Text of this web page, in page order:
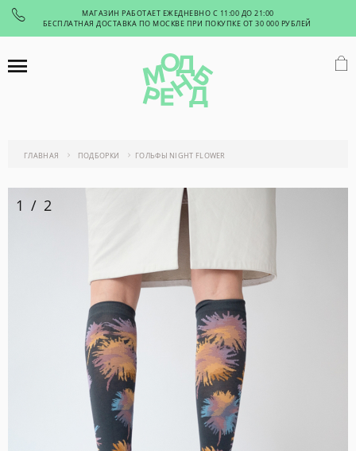
МАГАЗИН РАБОТАЕТ ЕЖЕДНЕВНО С 11:00 ДО 21:00
БЕСПЛАТНАЯ ДОСТАВКА ПО МОСКВЕ ПРИ ПОКУПКЕ ОТ 30 000 РУБЛЕЙ
ГЛАВНАЯ ПОДБОРКИ ГОЛЬФЫ NIGHT FLOWER
1 / 2